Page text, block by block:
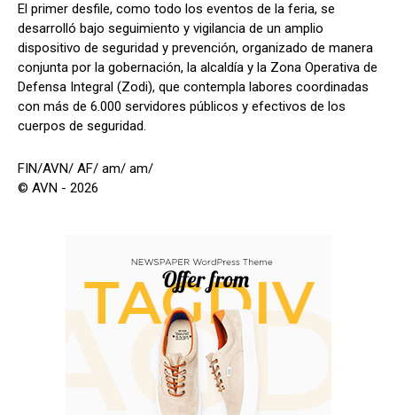
El primer desfile, como todo los eventos de la feria, se
desarrolló bajo seguimiento y vigilancia de un amplio
dispositivo de seguridad y prevención, organizado de manera
conjunta por la gobernación, la alcaldía y la Zona Operativa de
Defensa Integral (Zodi), que contempla labores coordinadas
con más de 6.000 servidores públicos y efectivos de los
cuerpos de seguridad.
FIN/AVN/ AF/ am/ am/
© AVN - 2026